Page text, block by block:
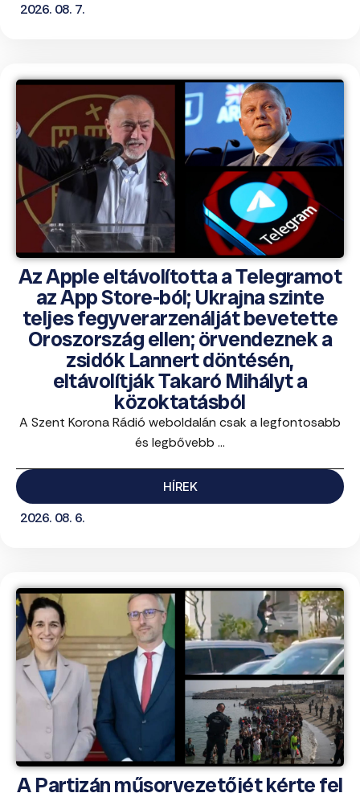
2026. 08. 7.
Az Apple eltávolította a Telegramot
az App Store-ból; Ukrajna szinte
teljes fegyverarzenálját bevetette
Oroszország ellen; örvendeznek a
zsidók Lannert döntésén,
eltávolítják Takaró Mihályt a
közoktatásból
A Szent Korona Rádió weboldalán csak a legfontosabb
és legbővebb ...
HÍREK
2026. 08. 6.
A Partizán műsorvezetőjét kérte fel